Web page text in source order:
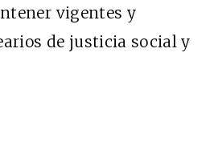
vigentes y
de justicia social y